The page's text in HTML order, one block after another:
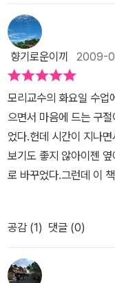
니라, <인생 수업>풍이
들의 착한 후회 같은 건
차악- 내려앉는 기분이
게 내 인생에는 더 바람
도 좋은 책임은 인정한
판 문고본이다.
향기로운이끼 2009-
모리교수의 화요일 수업
으면서 마음에 드는 구
었다.헌데 시간이 지나
보기도 좋지 않아이젠
로 바꾸었다.그런데 이
게 움직이는 것을보니
시금 고개를 든다.저자
하지 않겠는가.’여러분
워하지 않고 제자와 함께
공감 (1) 댓글 (0)